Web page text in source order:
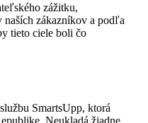
zážitku,
naších zákazníkov a podľa
tieto ciele boli čo
SmartsUpp, ktorá
Neukladá žiadne